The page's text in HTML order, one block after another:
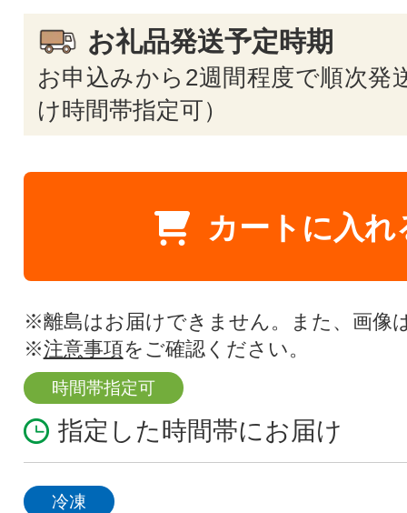
お礼品発送予定時期
お申込みから2週間程度で順次発
け時間帯指定可）
カートに入れ
※離島はお届けできません。また、画像
※注意事項をご確認ください。
時間帯指定可
指定した時間帯にお届け
冷凍